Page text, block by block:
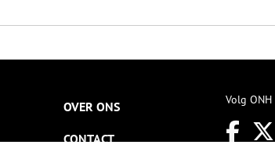
OVER ONS
CONTACT
Volg